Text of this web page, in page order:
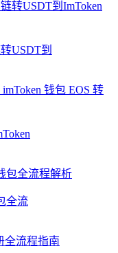
USDT到
全流